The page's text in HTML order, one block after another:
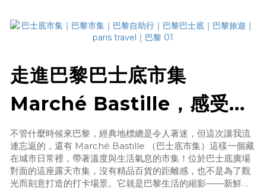
名？主要產地有哪些？法
走進巴黎巴士底市集
Marché Bastille，感受迷
人法式生活
不管什麼時候來巴黎，經典地標總是令人著迷，但這次讓我流
連忘返的，還有 Marché Bastille （巴士底市集）這樣一個藏
在城市日常裡，帶著溫度與生活氣息的市集！位於巴士底廣場
對面的這座露天市集，沒有精品百貨的距離感，也不是為了觀
光而刻意打造的打卡場景。它就是巴黎生活的縮影——新鮮花